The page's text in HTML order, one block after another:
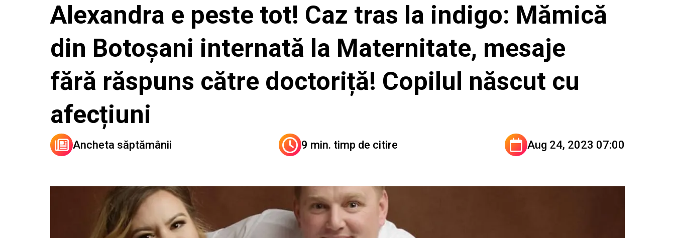
Alexandra e peste tot! Caz tras la indigo: Mămică
din Botoșani internată la Maternitate, mesaje
fără răspuns către doctoriță! Copilul născut cu
afecțiuni
Ancheta săptămânii 9 min. timp de citire Aug 24, 2023 07:00